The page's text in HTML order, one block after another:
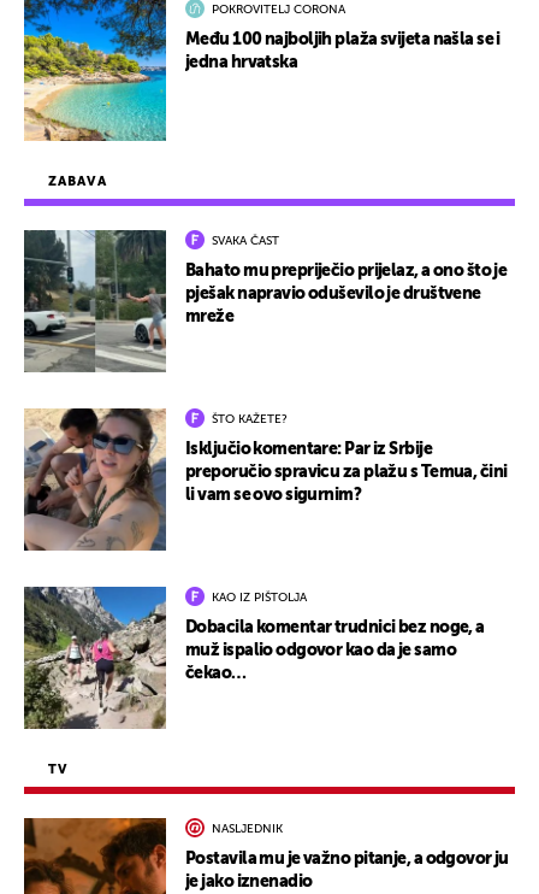
ZABAVA
SVAKA ČAST
Bahato mu prepriječio prijelaz, a ono što je
pješak napravio oduševilo je društvene
mreže
ŠTO KAŽETE?
Isključio komentare: Par iz Srbije
preporučio spravicu za plažu s Temua, čini
li vam se ovo sigurnim?
KAO IZ PIŠTOLJA
Dobacila komentar trudnici bez noge, a
muž ispalio odgovor kao da je samo
čekao…
TV
NASLJEDNIK
Postavila mu je važno pitanje, a odgovor ju
je jako iznenadio
POKROVITELJ CORONA
Među 100 najboljih plaža svijeta našla se i
jedna hrvatska